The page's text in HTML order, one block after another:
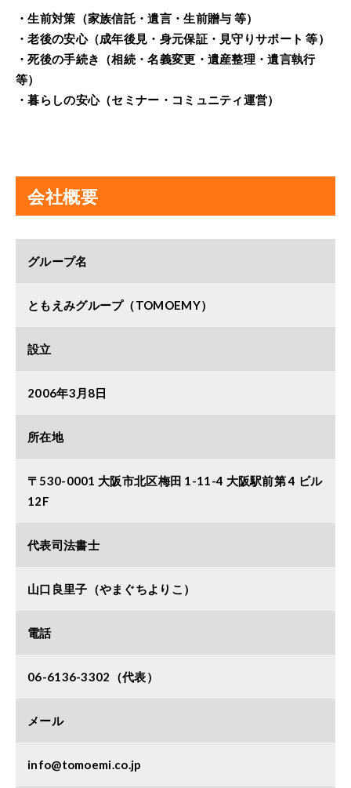
・生前対策（家族信託・遺言・生前贈与 等）
・老後の安心（成年後見・身元保証・見守りサポート 等）
・死後の手続き（相続・名義変更・遺産整理・遺言執行
等）
・暮らしの安心（セミナー・コミュニティ運営）
会社概要
グループ名
ともえみグループ（TOMOEMY）
設立
2006年3月8日
所在地
〒530-0001 大阪市北区梅田 1-11-4 大阪駅前第 4 ビル
12F
代表司法書士
山口良里子（やまぐちよりこ）
電話
06-6136-3302（代表）
メール
info@tomoemi.co.jp